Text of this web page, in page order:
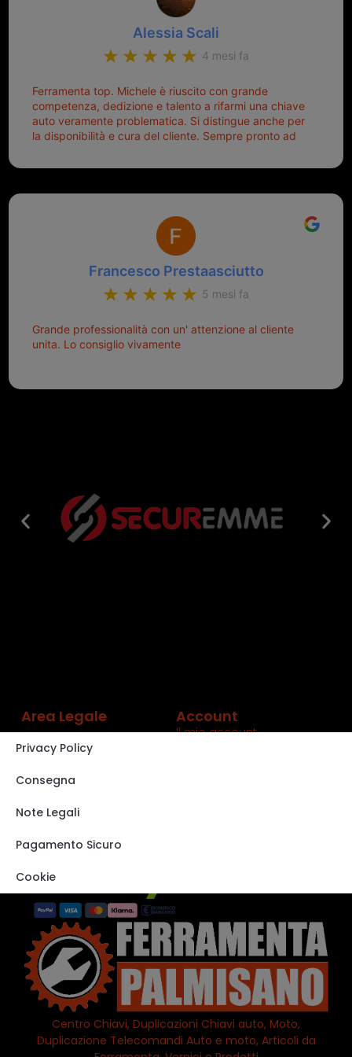
Alessia Scali
4 mesi fa
Ferramenta top. Michele è riuscito con grande
competenza, dedizione e talento a rifarmi una chiave
auto veramente problematica. Si distingue anche per
la disponibilità e cura del cliente. Sempre pronto ad
Francesco Prestaasciutto
5 mesi fa
Grande professionalità con un' attenzione al cliente
unita. Lo consiglio vivamente
Centro Chiavi, Duplicazioni Chiavi auto, Moto,
Duplicazione Telecomandi Auto e moto, Articoli da
Area Legale
Privacy Policy
Consegna
Note Legali
Pagamento Sicuro
Cookie
Account
Il mio account
VISITA IL NOSTRO